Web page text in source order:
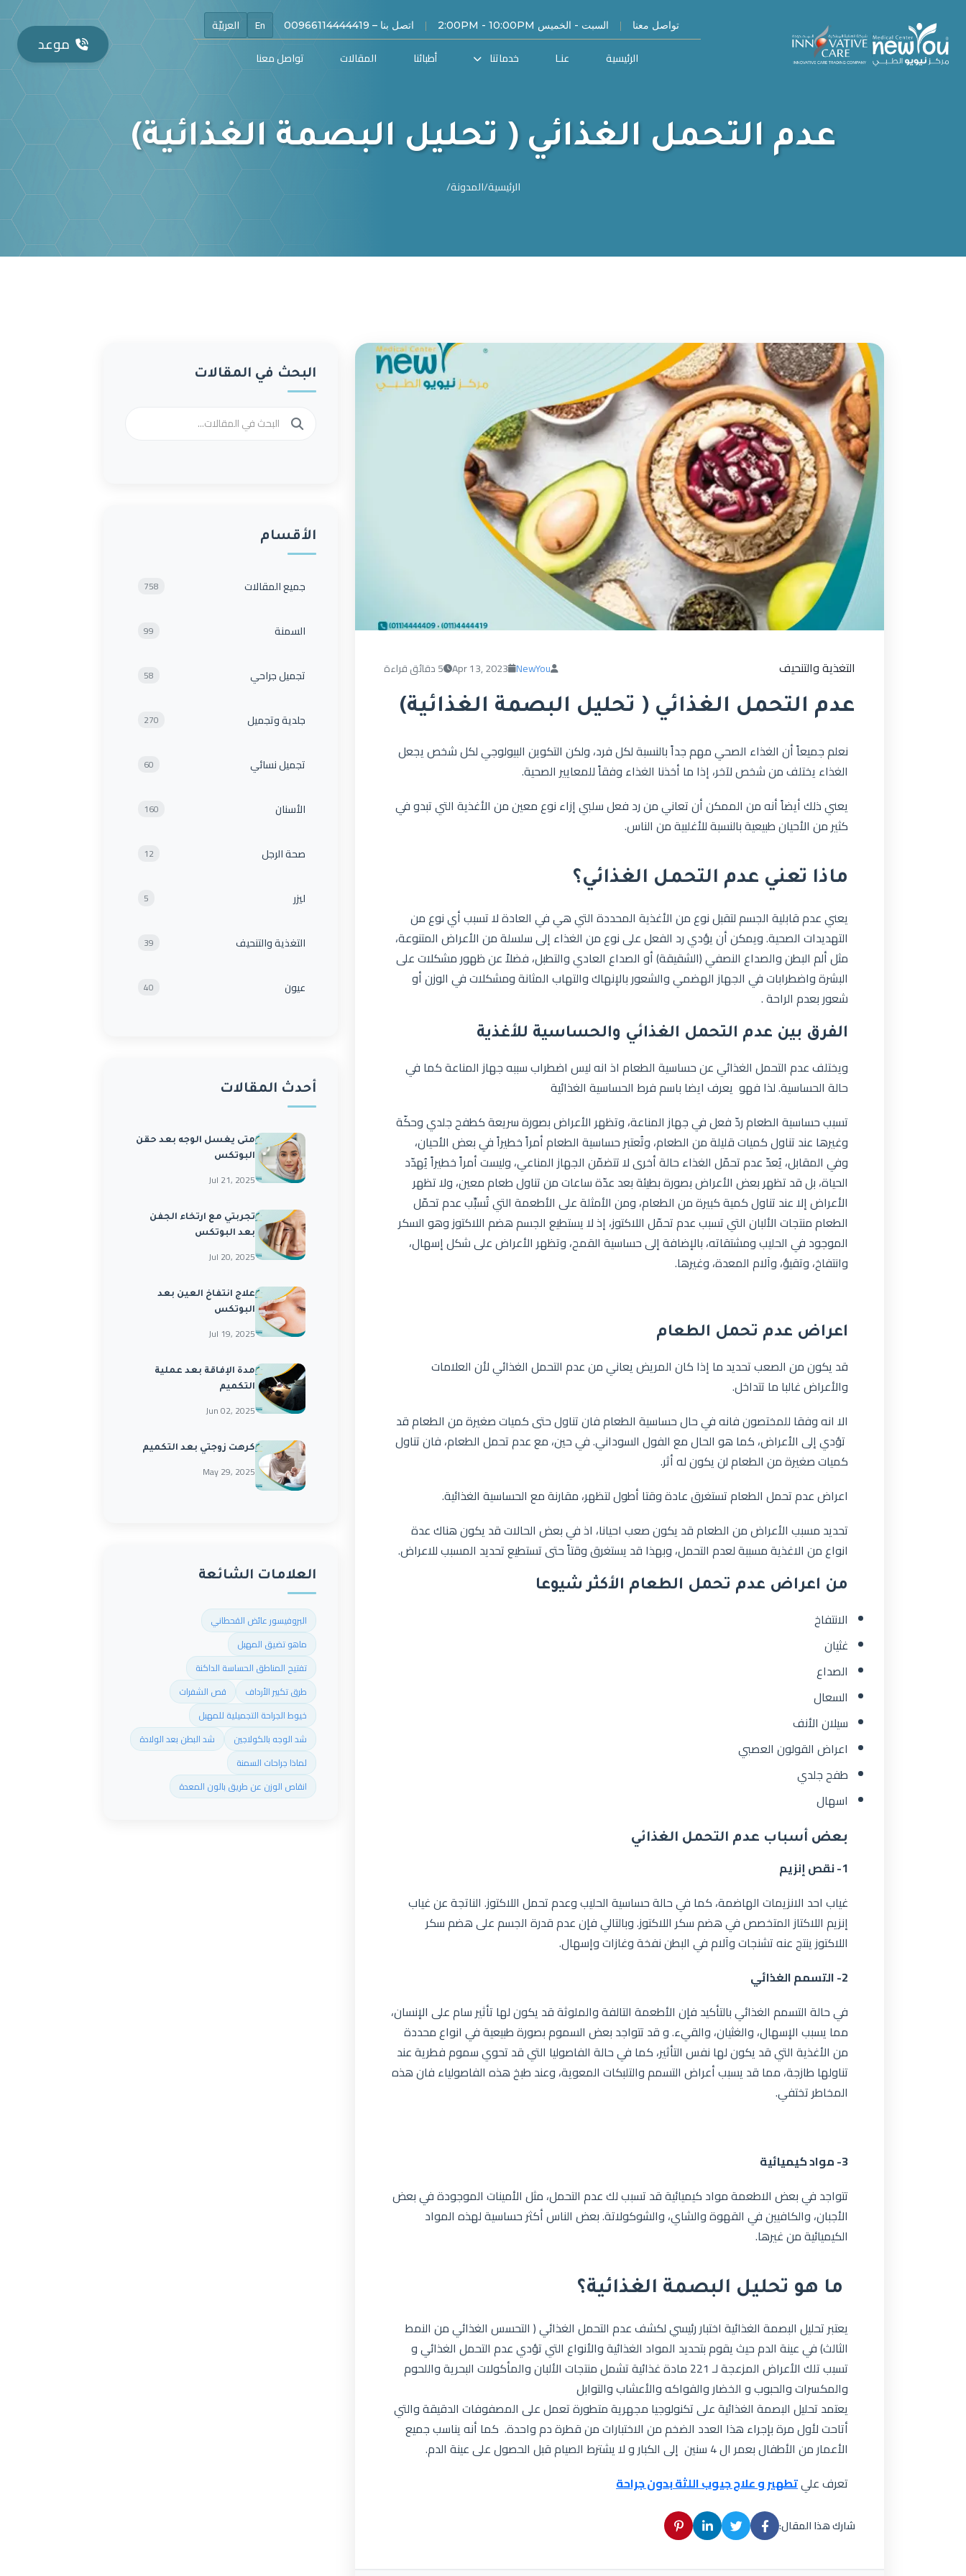
تواصل معنا | السبت - الخميس 2:00PM - 10:00PM | اتصل بنا – 00966114444419 En
العربيّة
الرئيسية
عنـا خدماتنا أطبائنا المقالات تواصل معنا
موعد
عدم التحمل الغذائي ( تحليل البصمة الغذائية)
الرئيسية/المدونة/
التغذية والتنحيف NewYou
Apr 13, 2023 5 دقائق قراءة
عدم التحمل الغذائي ( تحليل البصمة الغذائية)
نعلم جميعاً أن الغذاء الصحي مهم جداً بالنسبة لكل فرد، ولكن التكوين البيولوجي لكل شخص يجعل
الغذاء يختلف من شخص لآخر، إذا ما أخذنا الغذاء وفقاً للمعايير الصحية.
يعني ذلك أيضاً أنه من الممكن أن تعاني من رد فعل سلبي إزاء نوع معين من الأغذية التي تبدو في
كثير من الأحيان طبيعية بالنسبة للأغلبية من الناس.
ماذا تعني عدم التحمل الغذائي؟
يعني عدم قابلية الجسم لتقبل نوع من الأغذية المحددة التي هي في العادة لا تسبب أي نوع من
التهديدات الصحية. ويمكن أن يؤدي رد الفعل على نوع من الغذاء إلى سلسلة من الأعراض المتنوعة،
مثل ألم البطن والصداع النصفي (الشقيقة) أو الصداع العادي والتطبل، فضلاً عن ظهور مشكلات على
البشرة واضطرابات في الجهاز الهضمي والشعور بالإنهاك والتهاب المثانة ومشكلات في الوزن أو
شعور بعدم الراحة .
الفرق بين عدم التحمل الغذائي والحساسية للأغذية
ويختلف عدم التحمل الغذائي عن حساسية الطعام اذ انه ليس اضطراب سببه جهاز المناعة كما في
حالة الحساسية. لذا فهو يعرف ايضا باسم فرط الحساسية الغذائية
تسبب حساسية الطعام ردّ فعل في جهاز المناعة، وتظهر الأعراض بصورة سريعة كطفح جلدي وحكّة
وغيرها عند تناول كميات قليلة من الطعام، وتُعتبر حساسية الطعام أمراً خطيراً في بعض الأحيان،
وفي المقابل، يُعدّ عدم تحمّل الغذاء حالة أخرى لا تتضمّن الجهاز المناعي، وليست أمراً خطيراً يُهدّد
الحياة، بل قد تظهر بعض الأعراض بصورة بطيئة بعد عدّة ساعات من تناول طعام معين، ولا تظهر
الأعراض إلا عند تناول كمية كبيرة من الطعام، ومن الأمثلة على الأطعمة التي تُسبِّب عدم تحمّل
الطعام منتجات الألبان التي تسبب عدم تحمّل اللاكتوز، إذ لا يستطيع الجسم هضم اللاكتوز وهو السكر
الموجود في الحليب ومشتقاته، بالإضافة إلى حساسية القمح، وتظهر الأعراض على شكل إسهال،
وانتفاخ، وتقيؤ، وآلام المعدة، وغيرها.
اعراض عدم تحمل الطعام
قد يكون من الصعب تحديد ما إذا كان المريض يعاني من عدم التحمل الغذائي لأن العلامات
والأعراض غالبا ما تتداخل.
الا انه وفقا للمختصون فانه في حال حساسية الطعام فان تناول حتى كميات صغيرة من الطعام قد
تؤدي إلى الأعراض، كما هو الحال مع الفول السوداني. في حين، مع عدم تحمل الطعام، فان تناول
كميات صغيرة من الطعام لن يكون له أثر.
اعراض عدم تحمل الطعام تستغرق عادة وقتا أطول لتظهر، مقارنة مع الحساسية الغذائية.
تحديد مسبب الأعراض من الطعام قد يكون صعب احيانا، اذ في بعض الحالات قد يكون هناك عدة
انواع من الاغذية مسببة لعدم التحمل، وبهذا قد يستغرق وقتاً حتى تستطيع تحديد المسبب للاعراض.
من اعراض عدم تحمل الطعام الأكثر شيوعا
الانتفاخ
غثيان
الصداع
السعال
سيلان الأنف
اعراض القولون العصبي
طفح جلدي
اسهال
بعض أسباب عدم التحمل الغذائي
1- نقص إنزيم
غياب احد الانزيمات الهاضمة، كما في حالة حساسية الحليب وعدم تحمل اللاكتوز. الناتجة عن غياب
إنزيم اللاكتاز المتخصص في هضم سكر اللاكتوز. وبالتالي فإن عدم قدرة الجسم على هضم سكر
اللاكتوز ينتج عنه تشنجات وآلام في البطن نفخة وغازات وإسهال.
2- التسمم الغذائي
في حالة التسمم الغذائي بالتأكيد فإن الأطعمة التالفة والملوثة قد يكون لها تأثير سام على الإنسان،
مما يسبب الإسهال، والغثيان، والقيء. و قد تتواجد بعض السموم بصورة طبيعية في انواع محددة
من الأغذية التي قد يكون لها نفس التأثير، كما في حالة الفاصوليا التي قد تحوي سموم فطرية عند
تناولها طازجة، مما قد يسبب أعراض التسمم والتلبكات المعوية، وعند طبخ هذه الفاصولياء فان هذه
المخاطر تختفي.
3- مواد كيميائية
تتواجد في بعض الاطعمة مواد كيميائية قد تسبب لك عدم التحمل، مثل الأمينات الموجودة في بعض
الأجبان، والكافيين في القهوة والشاي، والشوكولاتة. بعض الناس أكثر حساسية لهذه المواد
الكيميائية من غيرها.
ما هو تحليل البصمة الغذائية؟
يعتبر تحليل البصمة الغذائية اختبار رئيسي لكشف عدم التحمل الغذائي ( التحسس الغذائي من النمط
الثالث) في عينة الدم حيث يقوم بتحديد المواد الغذائية والأنواع التي تؤدي عدم التحمل الغذائي و
تسبب تلك الأعراض المزعجة لـ 221 مادة غذائية تشمل منتجات الألبان والمأكولات البحرية واللحوم
والمكسرات والحبوب و الخضار والفواكه والأعشاب والتوابل
يعتمد تحليل البصمة الغذائية على تكنولوجيا مجهرية متطورة تعمل على المصفوفات الدقيقة والتي
أتاحت لأول مرة بإجراء هذا العدد الضخم من الاختبارات من قطرة دم واحدة. كما أنه يناسب جميع
الأعمار من الأطفال بعمر ال 4 سنين إلى الكبار و لا يشترط الصيام قبل الحصول على عينة الدم.
تعرف عليتطهير و علاج جيوب اللثة بدون جراحة
شارك هذا المقال:
البحث في المقالات
الأقسام
جميع المقالات 758
السمنة 99
تجميل جراحي 58
جلدية وتجميل 270
تجميل نسائي 60
الأسنان 160
صحة الرجل 12
ليزر 5
التغذية والتنحيف 39
عيون 40
أحدث المقالات
متى يغسل الوجه بعد حقن
البوتكس
Jul 21, 2025
تجربتي مع ارتخاء الجفن
بعد البوتكس
Jul 20, 2025
علاج انتفاخ العين بعد
البوتكس
Jul 19, 2025
مدة الإفاقة بعد عملية
التكميم
Jun 02, 2025
كرهت زوجتي بعد التكميم
May 29, 2025
العلامات الشائعة
البروفيسور عائض القحطاني
ماهو تضيق المهبل
تفتيح المناطق الحساسة الداكنة
طرق تكبير الأرداف
قص الشفرات
خيوط الجراحة التجميلية للمهبل
شد الوجه بالكولاجين
شد البطن بعد الولادة
لماذا جراحات السمنة
انقاص الوزن عن طريق بالون المعدة